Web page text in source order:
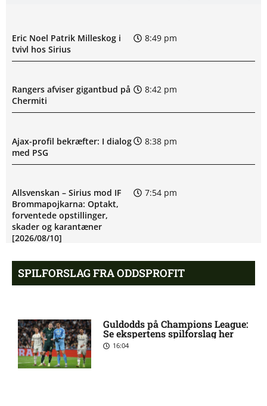
Eric Noel Patrik Milleskog i
tvivl hos Sirius
8:49 pm
Rangers afviser gigantbud på
Chermiti
8:42 pm
Ajax-profil bekræfter: I dialog
med PSG
8:38 pm
Allsvenskan – Sirius mod IF
Brommapojkarna: Optakt,
forventede opstillinger,
skader og karantæner
[2026/08/10]
7:54 pm
Mats Møller Dæhli i tvivl hos
7:50 pm
Tvivl om Halldor Østervold
Stenevik hos Molde
6:52 pm
SPILFORSLAG FRA ODDSPROFIT
Guldodds på Champions League:
Se ekspertens spilforslag her
16:04